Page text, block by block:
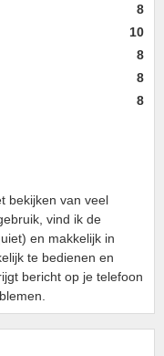
8
10
8
8
8
bekijken van veel
vind ik de
en makkelijk in
te bedienen en
bericht op je telefoon